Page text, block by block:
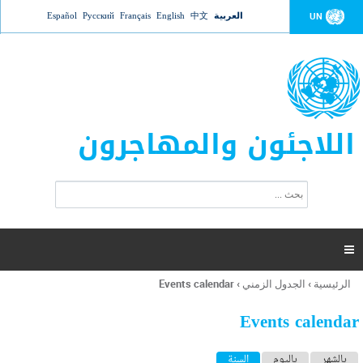
Jump to navigation UN العربية 中文
English
Français
Русский
Español
اللاجئون والمهاجرون
ت
ر
ل
ح
ب

أنت
هنا
الرئيسية › الجدول الزمني ›
Events calendar
Events calendar